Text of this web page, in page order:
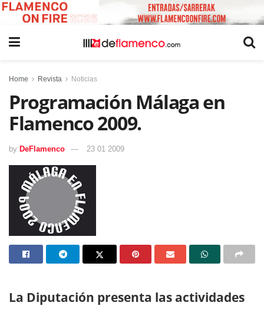
Home Revista Noticias
Programación Málaga en
Flamenco 2009.
by DeFlamenco 23 01 2009
La Diputación presenta las actividades